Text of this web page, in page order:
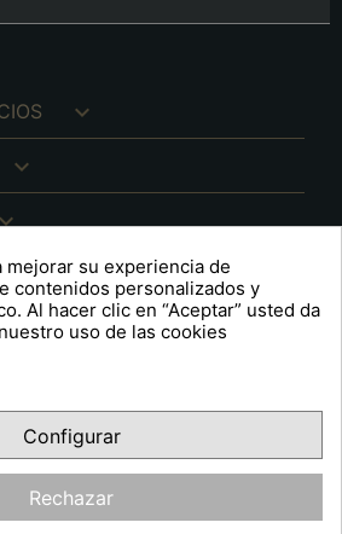


FacebookYouTubePinterest
mejorar su experiencia de
contenidos personalizados y
Al hacer clic en “Aceptar” usted da
uso de las cookies
Configurar
Rechazar